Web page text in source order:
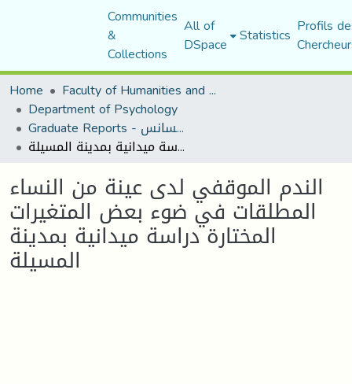
Communities
&
Collections
All of
DSpace Statistics Profils
Home
Faculty of Humanities and Social Sciences
Department of Psychology
Graduate Reports - تقارير الليسانس
الندم الموقفي لدى عينة من النساء المطلقات في ضوء بعض المتغيرات المختارة دراسة ميدانية بمدينة المسيلة
الندم الموقفي لدى عينة من النساء
المطلقات في ضوء بعض المتغيرات
المختارة دراسة ميدانية بمدينة
المسيلة